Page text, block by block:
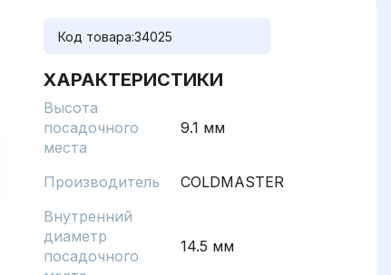
Код товара:34025
ХАРАКТЕРИСТИКИ
Высота
посадочного
места
9.1 мм
Производитель
COLDMASTER
Внутренний
диаметр
посадочного
14.5 мм